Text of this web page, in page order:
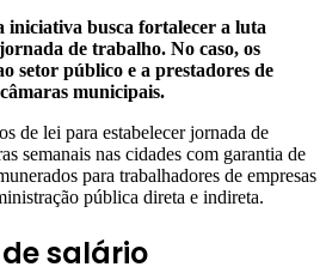
iniciativa busca fortalecer a luta
de trabalho. No caso, os
setor público e a prestadores de
municipais.
de lei para estabelecer jornada de
semanais nas cidades com garantia de
para trabalhadores de empresas
pública direta e indireta.
salário